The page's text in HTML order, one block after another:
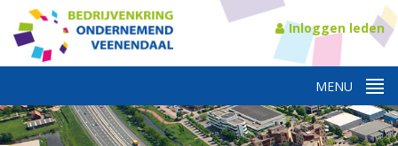
Inloggen leden